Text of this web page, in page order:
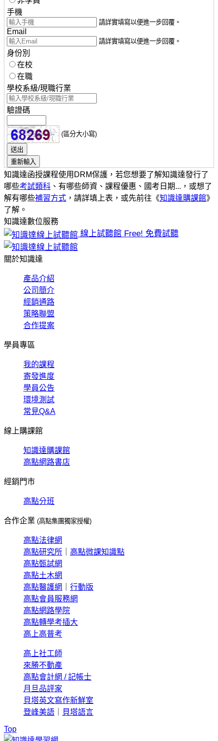
手機
請詳實填寫以便進一步回覆。
Email
請詳實填寫以便進一步回覆。
身份別
在校
在職
學校系級/現職行業
驗證碼
(區分大小寫)
知識達函授課程使用DRM保護，若您想要了解知識達發行了
哪些考試類科 、有哪些師資、課程優惠、國考日期...，或想了
解有哪些補習方式 ，請詳填上表，或先前往《知識達購課館》
了解。
知識達數位服務
線上試聽館 Free! 免費試聽
關於知識達
產品介紹
公司簡介
經銷通路
策略聯盟
合作提案
學員專區
我的課程
寄發進度
學員公告
環境測試
常見Q&A
線上購課館
知識達購課館
高點網路書店
經銷門市
高點分班
合作企業 (高點集團獨家授權)
高點法律網
高點研究所
高點微課知識點
高點甄試網
高點土木網
高點醫護網
行動版
高點會員服務網
高點網路學院
高點轉學考插大
高上高普考
高上社工師
來勝不動產
高點會計網 / 記帳士
月旦品評家
貝塔英文寫作新鮮室
登峰美語
貝塔語言
Top